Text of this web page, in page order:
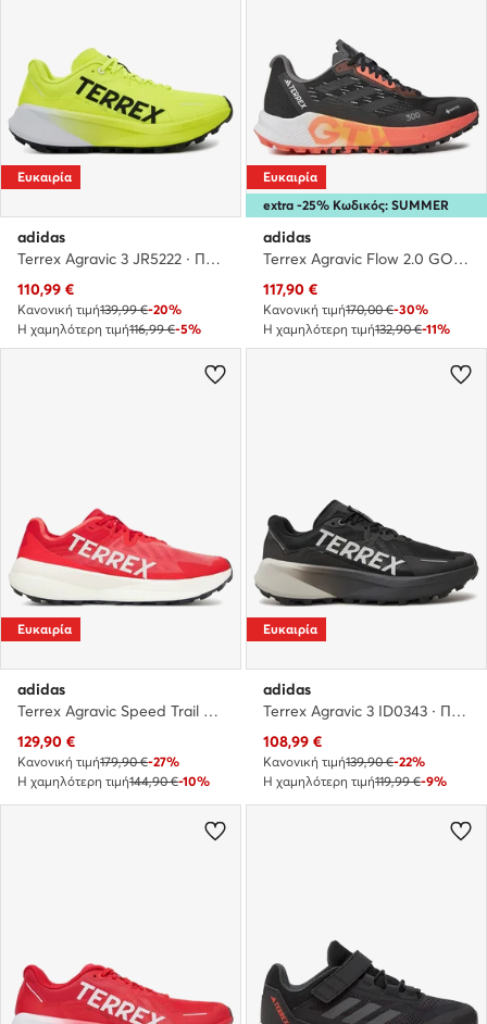
Ευκαιρία
adidas
Terrex Agravic 3 JR5222 · Παπούτσια για Τρέξιμο
Τρέχουσα τιμή
110,99 €
Κανονική τιμή139,99 €-20%
Η χαμηλότερη τιμή116,99 €-5%
extra -25% Κωδικός: SUMMER
Ευκαιρία
adidas
Terrex Agravic Flow 2.0 GORE-TEX Trail Running HR1146 · Παπούτσια για Τρέξιμο
Τρέχουσα τιμή
117,90 €
Κανονική τιμή170,00 €-30%
Η χαμηλότερη τιμή132,90 €-11%
Ευκαιρία
adidas
Terrex Agravic Speed Trail JR4029 · Παπούτσια για Τρέξιμο
Τρέχουσα τιμή
129,90 €
Κανονική τιμή179,90 €-27%
Η χαμηλότερη τιμή144,90 €-10%
Ευκαιρία
adidas
Terrex Agravic 3 ID0343 · Παπούτσια για Τρέξιμο
Τρέχουσα τιμή
108,99 €
Κανονική τιμή139,90 €-22%
Η χαμηλότερη τιμή119,99 €-9%